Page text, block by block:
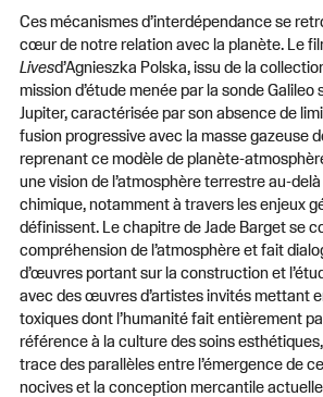
Ces mécanismes d’interdépendance se
cœur de notre relation avec la planète. Le
Livesd’Agnieszka Polska, issu de la
mission d’étude menée par la sonde Galileo
Jupiter, caractérisée par son absence de
fusion progressive avec la masse gazeuse
reprenant ce modèle de planète-
une vision de l’atmosphère terrestre au-
chimique, notamment à travers les enjeux
définissent. Le chapitre de Jade Barget se
compréhension de l’atmosphère et fait
d’œuvres portant sur la construction et
avec des œuvres d’artistes invités mettant
toxiques dont l’humanité fait entièrement
référence à la culture des soins esthétiques,
trace des parallèles entre l’émergence de
nocives et la conception mercantile